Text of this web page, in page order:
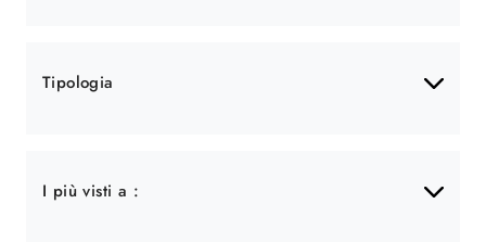
Tipologia
I più visti a :